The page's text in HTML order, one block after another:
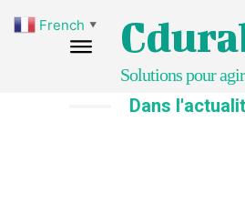
Solutions pour
Dans
French ▼